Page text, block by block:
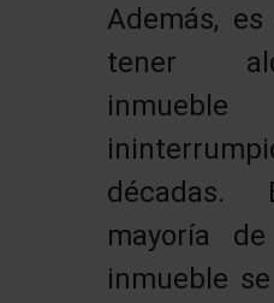
Además,
tener
mayoría
inmueble